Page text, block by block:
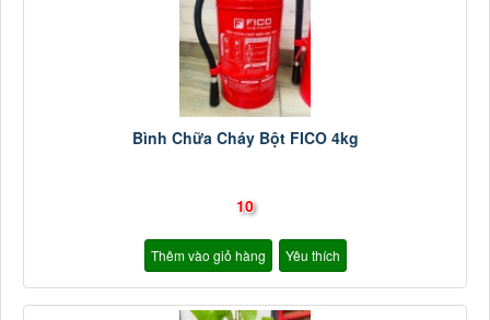
Bình Chữa Cháy Bột FICO 4kg
10
Thêm vào giỏ hàng Yêu thích